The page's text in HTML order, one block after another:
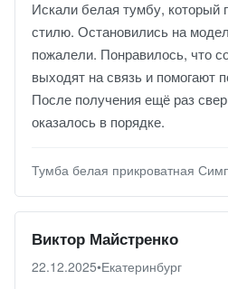
Искали белая тумбу, который
стилю. Остановились на
пожалели. Понравилось, что
выходят на связь и помогают
После получения ещё раз
оказалось в порядке.
Тумба белая прикроватная
Виктор Майстренко
22.12.2025•Екатеринбург